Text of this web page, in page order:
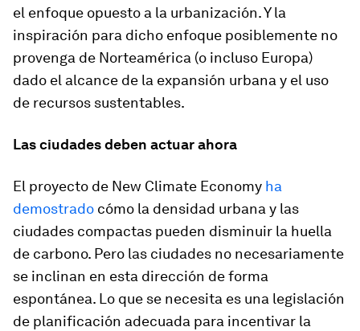
el enfoque opuesto a la urbanización. Y la
inspiración para dicho enfoque posiblemente no
provenga de Norteamérica (o incluso Europa)
dado el alcance de la expansión urbana y el uso
de recursos sustentables.
Las ciudades deben actuar ahora
El proyecto de New Climate Economy ha
demostrado cómo la densidad urbana y las
ciudades compactas pueden disminuir la huella
de carbono. Pero las ciudades no necesariamente
se inclinan en esta dirección de forma
espontánea. Lo que se necesita es una legislación
de planificación adecuada para incentivar la